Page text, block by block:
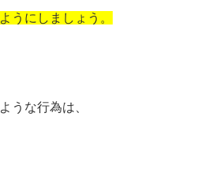
うにしましょう。
うな行為は、